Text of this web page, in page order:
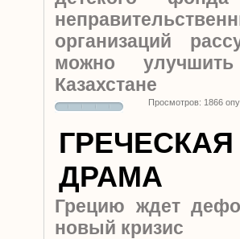
организаций
можно
Казахстане
Просмотров: 1866
ГРЕЧЕСКАЯ
ДРАМА
Грецию ждет
новый кризис